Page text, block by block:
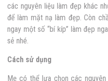
các nguyên liệu làm đẹp khác
để làm mặt nạ làm đẹp. Còn
ngay một số “bí kíp” làm đẹp
sẻ nhé.
Cách sử dụng
Mẹ có thể lựa chọn các